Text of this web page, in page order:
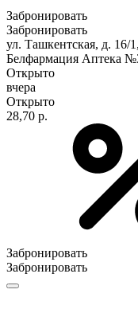
Забронировать
Забронировать
ул. Ташкентская, д. 16/
Белфармация Аптека
Открыто
вчера
Открыто
28,70 р.
Забронировать
Забронировать